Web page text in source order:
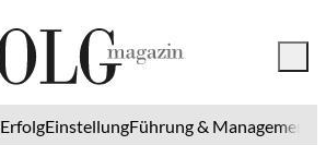
ErfolgEinstellungFührung & Management